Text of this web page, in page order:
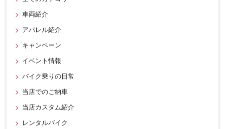
車両紹介
アパレル紹介
キャンペーン
イベント情報
バイク乗りの日常
当店でのご納車
当店カスタム紹介
レンタルバイク